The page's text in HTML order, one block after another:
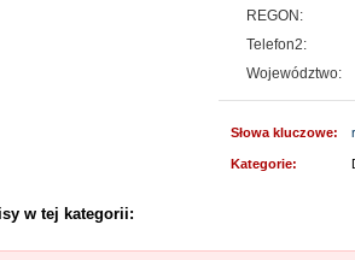
Szukasz godnego zaufania
przejrzyj naszą propozycję.
pasteryzacji i szereg innych
REGON:
Telefon2:
Województwo:
Słowa kluczowe:
Kategorie:
w tej kategorii: